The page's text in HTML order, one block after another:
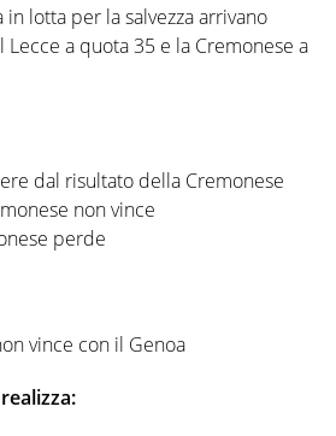
lotta per la salvezza arrivano
Lecce a quota 35 e la Cremonese a
dal risultato della Cremonese
non vince
perde
vince con il Genoa